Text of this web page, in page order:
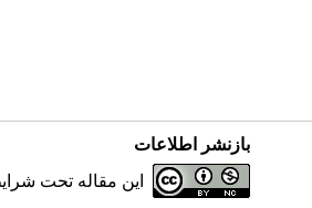
بازنشر اطلاعات
این مقاله تحت